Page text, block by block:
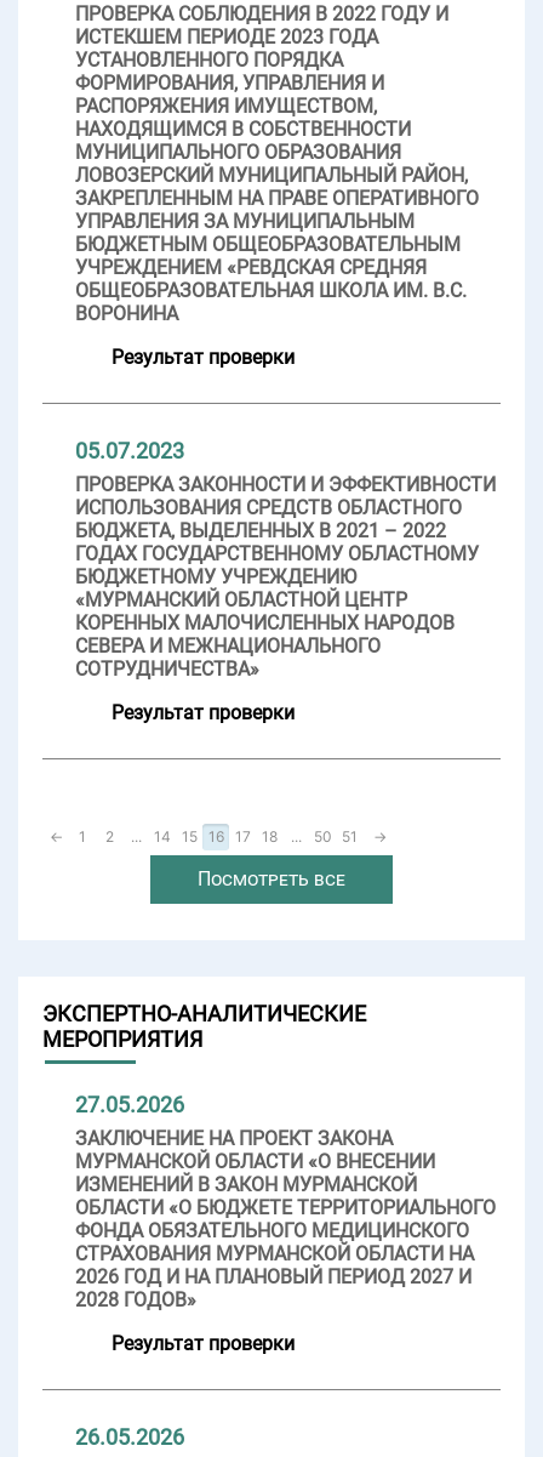
ПРОВЕРКА СОБЛЮДЕНИЯ В 2022 ГОДУ И
ИСТЕКШЕМ ПЕРИОДЕ 2023 ГОДА
УСТАНОВЛЕННОГО ПОРЯДКА
ФОРМИРОВАНИЯ, УПРАВЛЕНИЯ И
РАСПОРЯЖЕНИЯ ИМУЩЕСТВОМ,
НАХОДЯЩИМСЯ В СОБСТВЕННОСТИ
МУНИЦИПАЛЬНОГО ОБРАЗОВАНИЯ
ЛОВОЗЕРСКИЙ МУНИЦИПАЛЬНЫЙ РАЙОН,
ЗАКРЕПЛЕННЫМ НА ПРАВЕ ОПЕРАТИВНОГО
УПРАВЛЕНИЯ ЗА МУНИЦИПАЛЬНЫМ
БЮДЖЕТНЫМ ОБЩЕОБРАЗОВАТЕЛЬНЫМ
УЧРЕЖДЕНИЕМ «РЕВДСКАЯ СРЕДНЯЯ
ОБЩЕОБРАЗОВАТЕЛЬНАЯ ШКОЛА ИМ. В.С.
ВОРОНИНА
Результат проверки
05.07.2023
ПРОВЕРКА ЗАКОННОСТИ И ЭФФЕКТИВНОСТИ
ИСПОЛЬЗОВАНИЯ СРЕДСТВ ОБЛАСТНОГО
БЮДЖЕТА, ВЫДЕЛЕННЫХ В 2021 – 2022
ГОДАХ ГОСУДАРСТВЕННОМУ ОБЛАСТНОМУ
БЮДЖЕТНОМУ УЧРЕЖДЕНИЮ
«МУРМАНСКИЙ ОБЛАСТНОЙ ЦЕНТР
КОРЕННЫХ МАЛОЧИСЛЕННЫХ НАРОДОВ
СЕВЕРА И МЕЖНАЦИОНАЛЬНОГО
СОТРУДНИЧЕСТВА»
Результат проверки
← 1 2 ... 14 15 16 17 18 ... 50 51 →
Посмотреть все
ЭКСПЕРТНО-АНАЛИТИЧЕСКИЕ
МЕРОПРИЯТИЯ
27.05.2026
ЗАКЛЮЧЕНИЕ НА ПРОЕКТ ЗАКОНА
МУРМАНСКОЙ ОБЛАСТИ «О ВНЕСЕНИИ
ИЗМЕНЕНИЙ В ЗАКОН МУРМАНСКОЙ
ОБЛАСТИ «О БЮДЖЕТЕ ТЕРРИТОРИАЛЬНОГО
ФОНДА ОБЯЗАТЕЛЬНОГО МЕДИЦИНСКОГО
СТРАХОВАНИЯ МУРМАНСКОЙ ОБЛАСТИ НА
2026 ГОД И НА ПЛАНОВЫЙ ПЕРИОД 2027 И
2028 ГОДОВ»
Результат проверки
26.05.2026